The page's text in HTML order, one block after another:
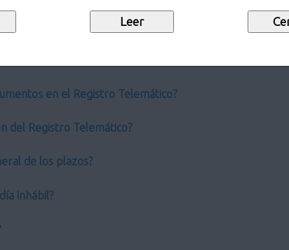
Registros administrativos tradicionales?
en el Registro Telemático?
del Registro Telemático?
de los plazos?
inhábil?